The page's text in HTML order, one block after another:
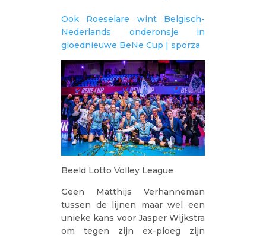
Ook Roeselare wint Belgisch-
Nederlands onderonsje in
gloednieuwe BeNe Cup | sporza
Beeld Lotto Volley League
Geen Matthijs Verhanneman
tussen de lijnen maar wel een
unieke kans voor Jasper Wijkstra
om tegen zijn ex-ploeg zijn